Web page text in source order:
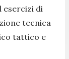
esercizi di
tecnica
tattico e